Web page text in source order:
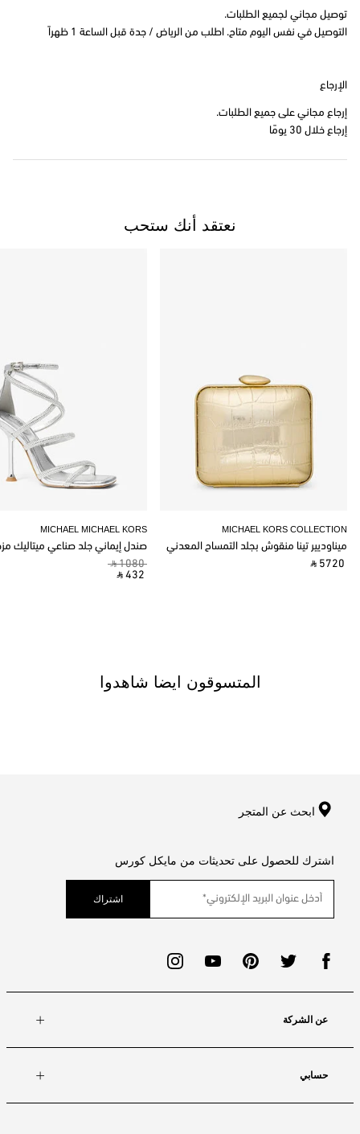
توصيل مجاني لجميع الطلبات.
التوصيل في نفس اليوم متاح. اطلب من الرياض / جدة قبل الساعة 1 ظهراً
الإرجاع
إرجاع مجاني على جميع الطلبات.
إرجاع خلال 30 يومًا
نعتقد أنك ستحب
MICHAEL MICHAEL KORS
صندل إيماني جلد صناعي ميتاليك
‎ ⃁ 1080 ‎
‎ ⃁ 432 ‎
MICHAEL KORS COLLECTION
ميناوديير تينا منقوش بجلد التمساح المعدني
‎ ⃁ 5720 ‎
المتسوقون ايضا شاهدوا
ابحث عن المتجر
اشترك للحصول على تحديثات من مايكل كورس
اشتراك
عن الشركة
حسابي